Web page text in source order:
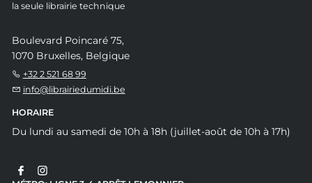
la seule librairie technique
Boulevard Poincaré 75,
1070 Bruxelles, Belgique
+32 2 521 68 99
info@librairiedumidi.be
HORAIRE
Du lundi au samedi de 10h à 18h (juillet-août de 10h à 17h)